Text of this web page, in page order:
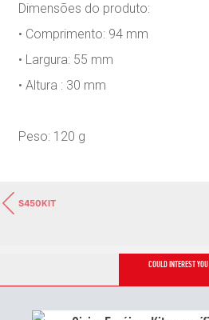
Dimensões do produto:
• Comprimento: 94 mm
• Largura: 55 mm
• Altura : 30 mm
Peso: 120 g
S450KIT
COULD INTEREST YOU